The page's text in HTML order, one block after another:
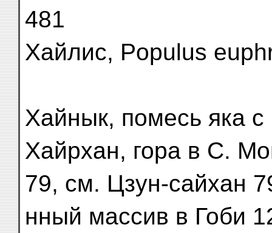
481
Хайлис, Populus
Хайнык, помесь яка
Хайрхан, гора в С.
79, см. Цзун-сайхан
нный массив в Гоби